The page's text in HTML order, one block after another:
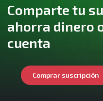
Comparte tu
ahorra dinero
cuenta
Comprar suscripción